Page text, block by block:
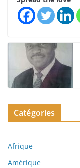
Catégories
Afrique
Amérique